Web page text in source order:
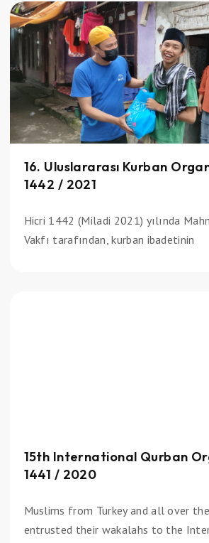
16. Uluslararası Kurban
1442 / 2021
Hicri 1442 (Miladi 2021) yılında
Vakfı tarafından, kurban ibadetinin
15th International Qurban
1441 / 2020
Muslims from Turkey and all over
entrusted their wakalahs to the